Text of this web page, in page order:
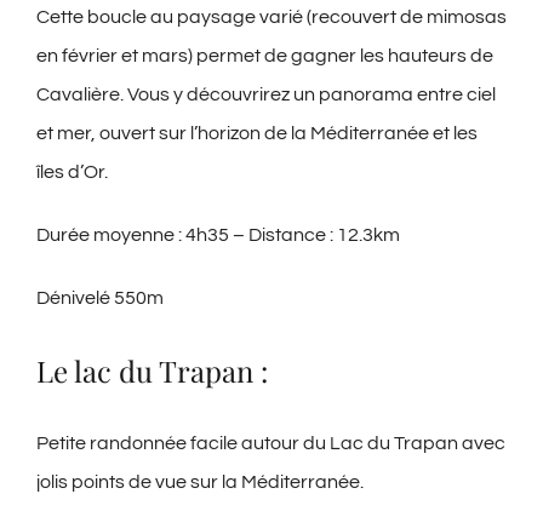
Cette boucle au paysage varié (recouvert de mimosas
en février et mars) permet de gagner les hauteurs de
Cavalière. Vous y découvrirez un panorama entre ciel
et mer, ouvert sur l’horizon de la Méditerranée et les
îles d’Or.
Durée moyenne : 4h35 – Distance : 12.3km
Dénivelé 550m
Le lac du Trapan :
Petite randonnée facile autour du Lac du Trapan avec
jolis points de vue sur la Méditerranée.